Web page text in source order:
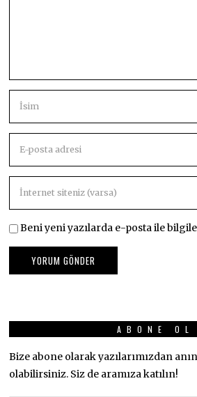
Beni yeni yazılarda e-posta ile
ABONE OL
Bize abone olarak yazılarımızdan
olabilirsiniz. Siz de aramıza katılın!